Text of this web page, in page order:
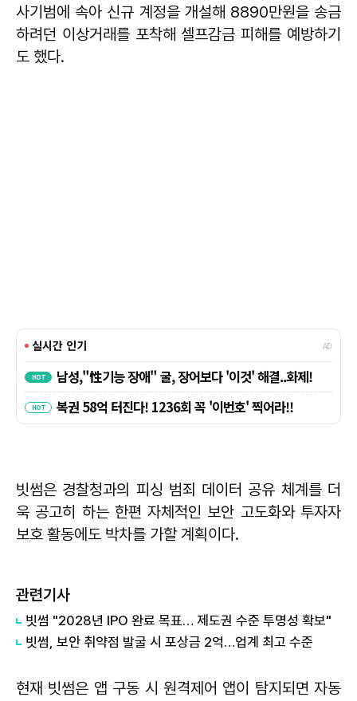
사기범에 속아 신규 계정을 개설해 8890만원을 송금
하려던 이상거래를 포착해 셀프감금 피해를 예방하기
도 했다.
빗썸은 경찰청과의 피싱 범죄 데이터 공유 체계를 더
욱 공고히 하는 한편 자체적인 보안 고도화와 투자자
보호 활동에도 박차를 가할 계획이다.
관련기사
빗썸 "2028년 IPO 완료 목표… 제도권 수준 투명성 확보"
빗썸, 보안 취약점 발굴 시 포상금 2억…업계 최고 수준
현재 빗썸은 앱 구동 시 원격제어 앱이 탐지되면 자동